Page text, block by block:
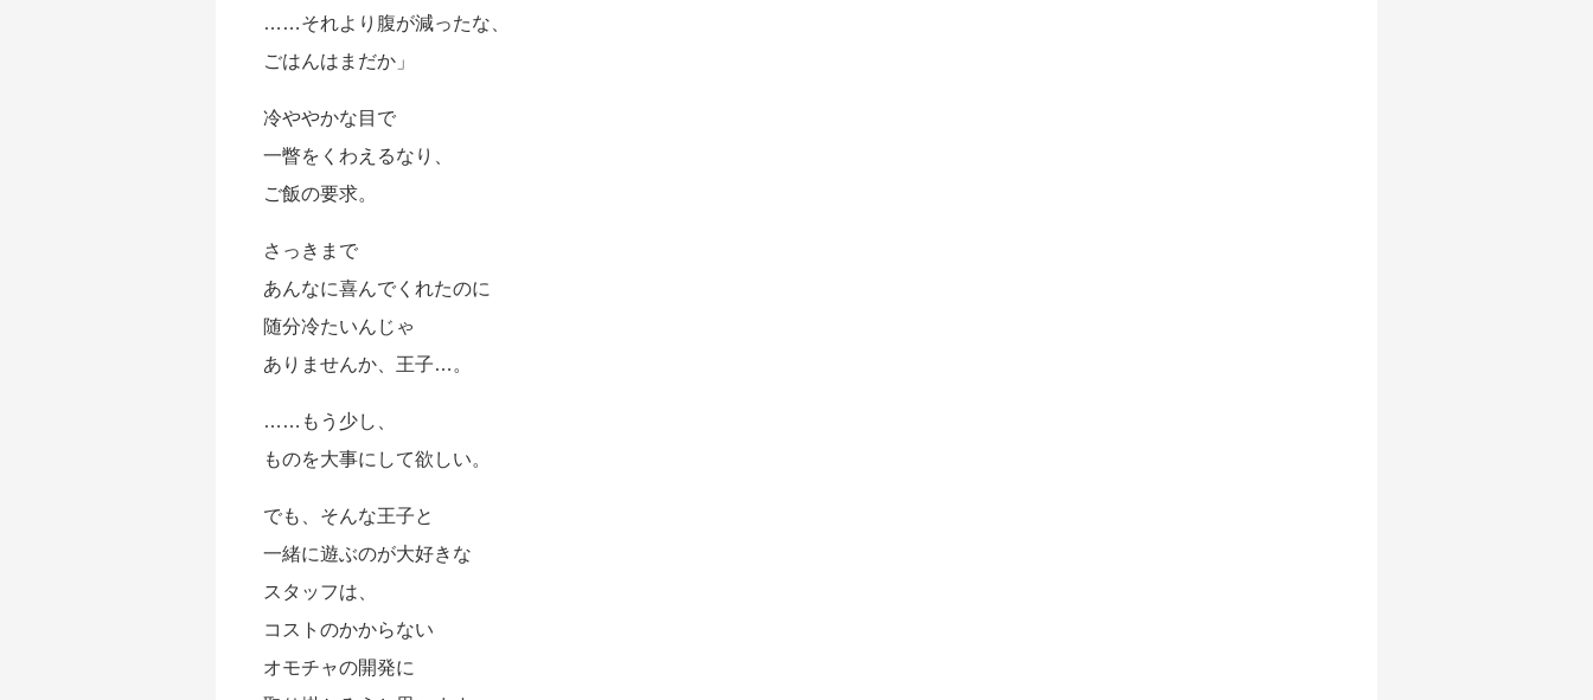
……それより腹が減ったな、
ごはんはまだか」
冷ややかな目で
一瞥をくわえるなり、
ご飯の要求。
さっきまで
あんなに喜んでくれたのに
随分冷たいんじゃ
ありませんか、王子…。
……もう少し、
ものを大事にして欲しい。
でも、そんな王子と
一緒に遊ぶのが大好きな
スタッフは、
コストのかからない
オモチャの開発に